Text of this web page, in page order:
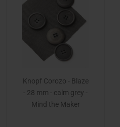
Knopf Corozo - Blaze
- 28 mm - calm grey -
Mind the Maker